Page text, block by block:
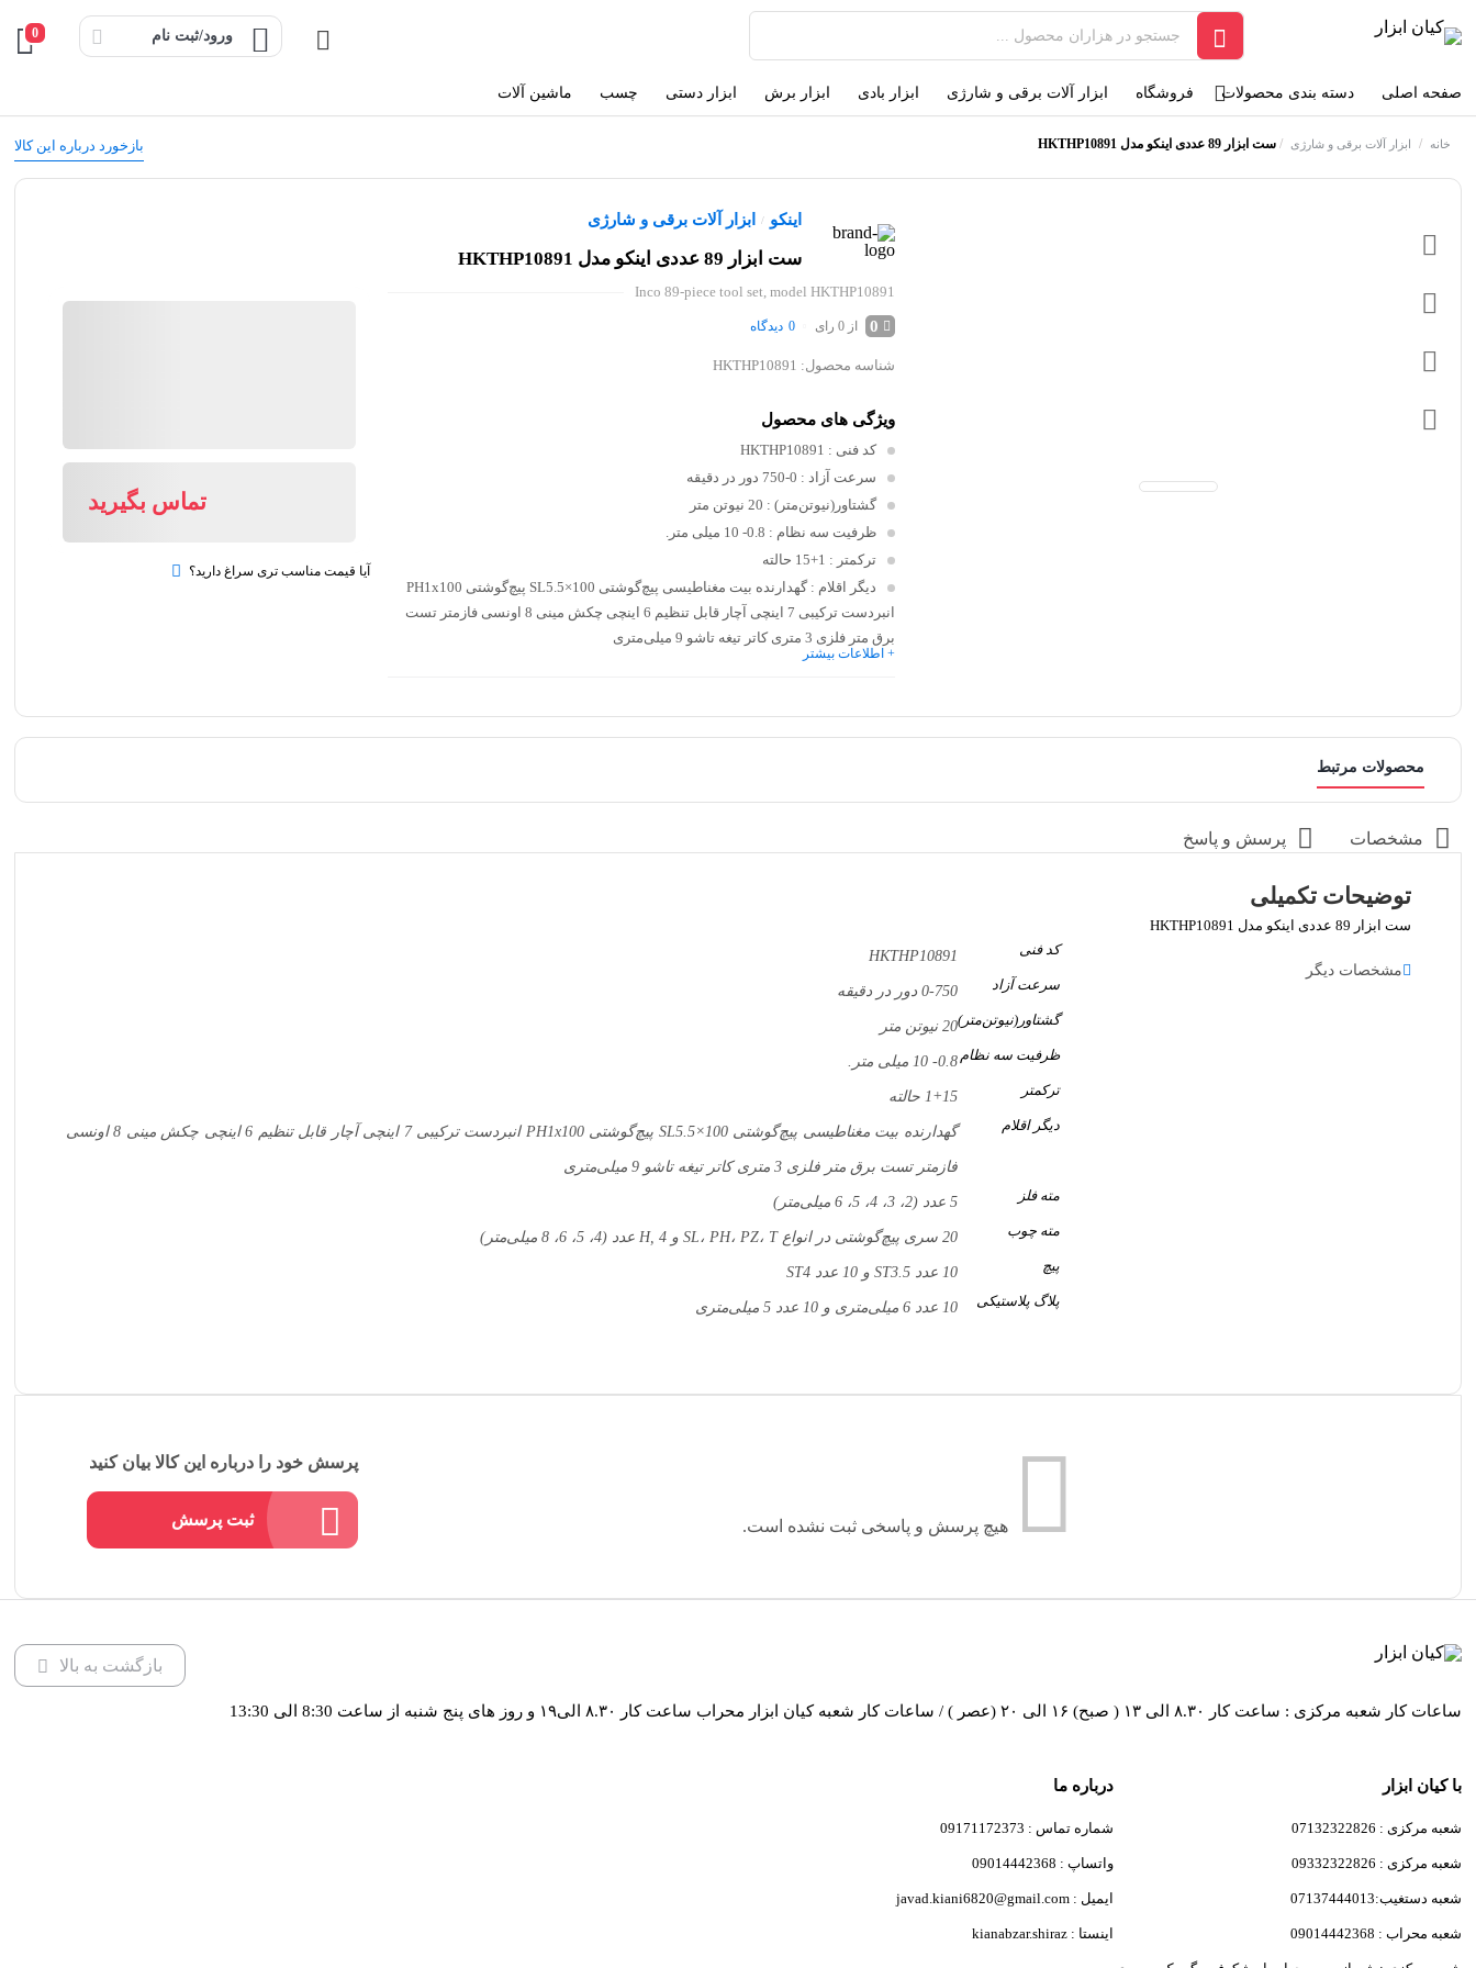
ورود/ثبت نام 0
صفحه اصلی دسته بندی محصولات فروشگاه ابزار آلات برقی و شارژی ابزار بادی ابزار برش ابزار دستی چسب ماشین آلات
بازخورد درباره این کالا خانه / ابزار آلات برقی و شارژی /ست ابزار 89 عددی اینکو مدل HKTHP10891
اینکو / ابزار آلات برقی و شارژی
ست ابزار 89 عددی اینکو مدل HKTHP10891
Inco 89-piece tool set, model HKTHP10891
0 از 0 رای 0 دیدگاه
شناسه محصول: HKTHP10891
ویژگی های محصول
کد فنی : HKTHP10891
سرعت آزاد : 0-750 دور در دقیقه
گشتاور(نیوتن‌متر) : 20 نیوتن متر
ظرفیت سه نظام : 0.8- 10 میلی متر.
ترکمتر : 1+15 حالته
دیگر اقلام
: گهدارنده بیت مغناطیسی پیچ‌گوشتی SL5.5×100 پیچ‌گوشتی PH1x100
انبردست ترکیبی 7 اینچی آچار قابل تنظیم 6 اینچی چکش مینی 8 اونسی فازمتر تست
برق متر فلزی 3 متری کاتر تیغه تاشو 9 میلی‌متری
+ اطلاعات بیشتر
تماس بگیرید
آیا قیمت مناسب تری سراغ دارید؟
محصولات مرتبط
مشخصات پرسش و پاسخ
توضیحات تکمیلی
ست ابزار 89 عددی اینکو مدل HKTHP10891
مشخصات دیگر
کد فنی
HKTHP10891
سرعت آزاد
0-750 دور در دقیقه
گشتاور(نیوتن‌متر)20 نیوتن متر
ظرفیت سه نظام 0.8- 10 میلی متر.
ترکمتر
1+15 حالته
دیگر اقلام
گهدارنده بیت مغناطیسی پیچ‌گوشتی SL5.5×100 پیچ‌گوشتی PH1x100 انبردست ترکیبی 7 اینچی آچار قابل تنظیم 6 اینچی چکش مینی 8 اونسی
فازمتر تست برق متر فلزی 3 متری کاتر تیغه تاشو 9 میلی‌متری
مته فلز
5 عدد (2، 3، 4، 5، 6 میلی‌متر)
مته چوب
20 سری پیچ‌گوشتی در انواع SL، PH، PZ، T و H, 4 عدد (4، 5، 6، 8 میلی‌متر)
پیچ
10 عدد ST3.5 و 10 عدد ST4
پلاگ پلاستیکی
10 عدد 6 میلی‌متری و 10 عدد 5 میلی‌متری
هیچ پرسش و پاسخی ثبت نشده است.
پرسش خود را درباره این کالا بیان کنید
ثبت پرسش
بازگشت به بالا
ساعات کار شعبه مرکزی : ساعت کار ۸.۳۰ الی ۱۳ ( صبح) ۱۶ الی ۲۰ (عصر ) / ساعات کار شعبه کیان ابزار محراب ساعت کار ۸.۳۰ الی۱۹ و روز های پنج شنبه از ساعت 8:30 الی 13:30
با کیان ابزار
شعبه مرکزی : 07132322826
شعبه مرکزی : 09332322826
شعبه دستغیب:07137444013
شعبه محراب : 09014442368
درباره ما
شماره تماس : 09171172373
واتساپ : 09014442368
ایمیل : javad.kiani6820@gmail.com
اینستا : kianabzar.shiraz